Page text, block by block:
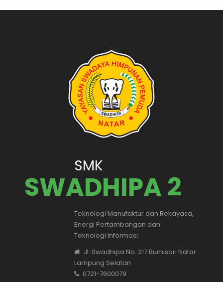
SMK
SWADHIPA 2
Teknologi Manufaktur dan Rekayasa,
Energi Pertambangan dan
Teknologi Informasi.
Jl. Swadhipa No. 217 Bumisari Natar
Lampung Selatan
0721-7600079